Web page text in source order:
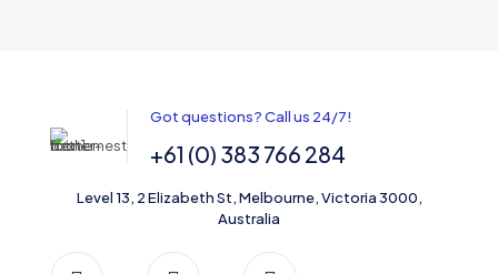
Got questions? Call us 24/7!
+61 (0) 383 766 284
Level 13, 2 Elizabeth St, Melbourne, Victoria 3000,
Australia